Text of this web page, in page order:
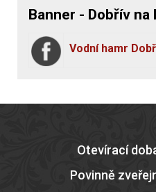
Banner - Dobřív na
Vodní hamr
Otevírací
Povinně